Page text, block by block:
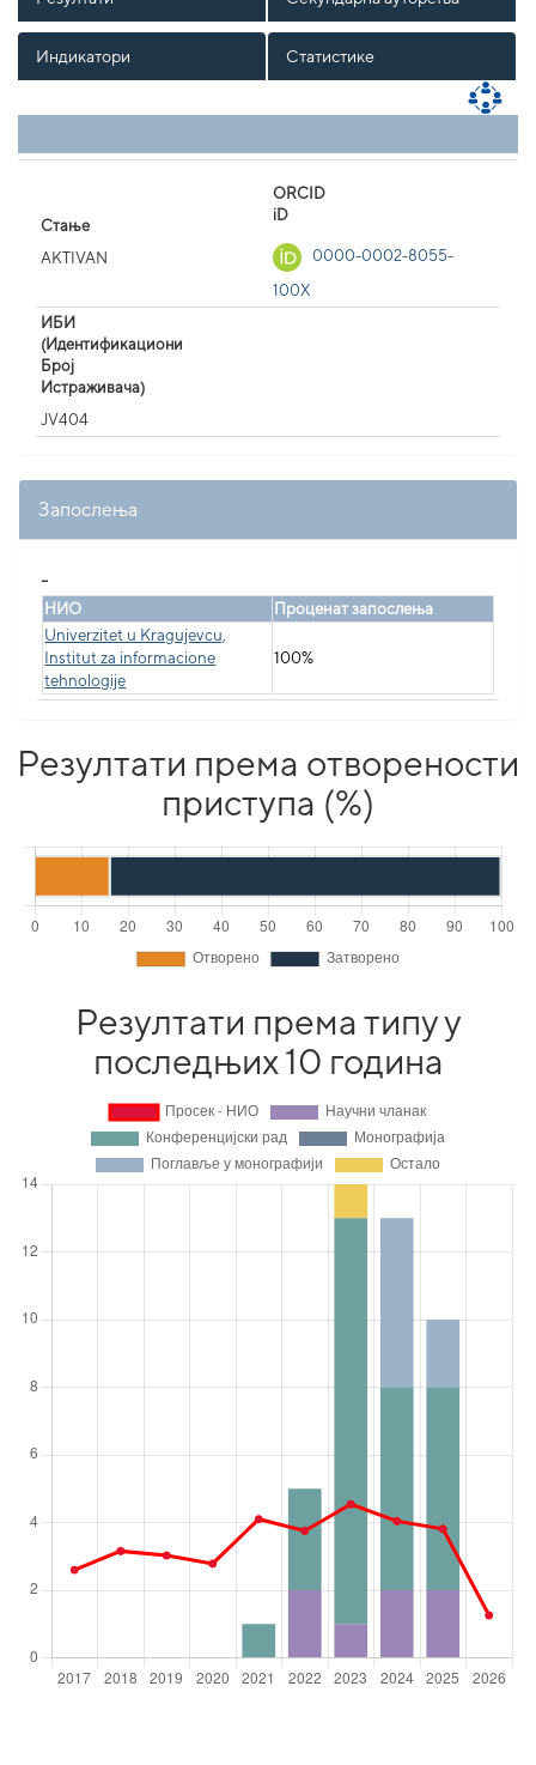
Индикатори Статистике
Стање
AKTIVAN
ORCID
iD
0000-0002-8055-
100X
ИБИ
(Идентификациони
Број
Истраживача)
JV404
Запослења
НИО
Проценат запослења
Univerzitet u Kragujevcu,
Institut za informacione
tehnologije
100%
Резултати према отворености
приступа (%)
Резултати према типу у
последњих 10 година